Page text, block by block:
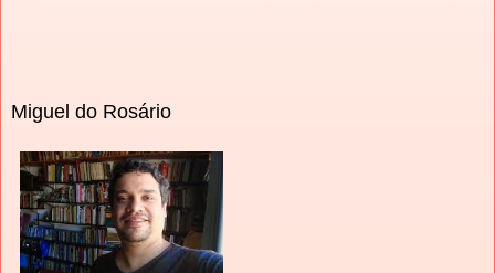
Miguel do Rosário